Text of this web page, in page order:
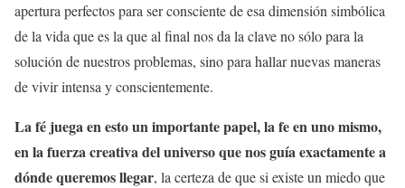
apertura perfectos para ser consciente de esa dimensión simbólica
de la vida que es la que al final nos da la clave no sólo para la
solución de nuestros problemas, sino para hallar nuevas maneras
de vivir intensa y conscientemente.
La fé juega en esto un importante papel, la fe en uno mismo,
en la fuerza creativa del universo que nos guía exactamente a
dónde queremos llegar, la certeza de que si existe un miedo que